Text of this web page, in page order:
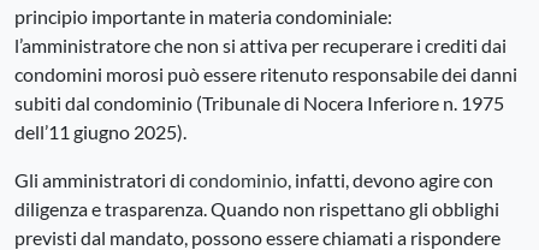
principio importante in materia condominiale:
l’amministratore che non si attiva per recuperare i crediti dai
condomini morosi può essere ritenuto responsabile dei danni
subiti dal condominio (Tribunale di Nocera Inferiore n. 1975
dell’11 giugno 2025).
Gli amministratori di condominio , infatti, devono agire con
diligenza e trasparenza. Quando non rispettano gli obblighi
previsti dal mandato, possono essere chiamati a rispondere